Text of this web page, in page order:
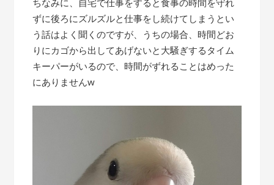
ちなみに、自宅で仕事をすると食事の時間を守れ
ずに後ろにズルズルと仕事をし続けてしまうとい
う話はよく聞くのですが、うちの場合、時間どお
りにカゴから出してあげないと大騒ぎするタイム
キーパーがいるので、時間がずれることはめった
にありませんw